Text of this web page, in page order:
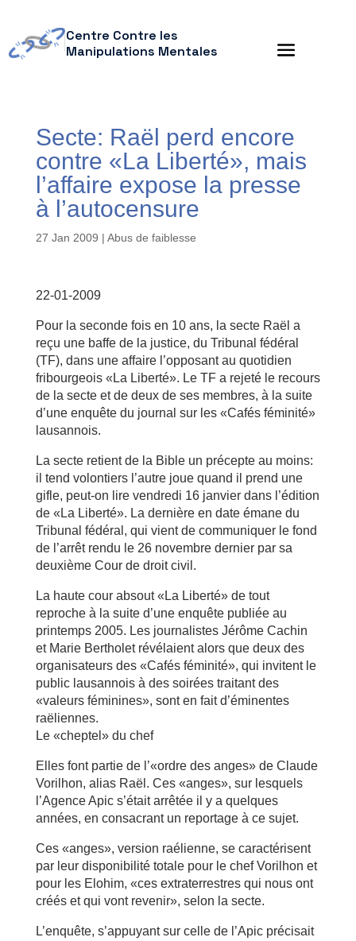
Centre Contre les
Manipulations Mentales
Secte: Raël perd encore
contre «La Liberté», mais
l’affaire expose la presse
à l’autocensure
27 Jan 2009 | Abus de faiblesse
22-01-2009
Pour la seconde fois en 10 ans, la secte Raël a
reçu une baffe de la justice, du Tribunal fédéral
(TF), dans une affaire l’opposant au quotidien
fribourgeois «La Liberté». Le TF a rejeté le recours
de la secte et de deux de ses membres, à la suite
d’une enquête du journal sur les «Cafés féminité»
lausannois.
La secte retient de la Bible un précepte au moins:
il tend volontiers l’autre joue quand il prend une
gifle, peut-on lire vendredi 16 janvier dans l’édition
de «La Liberté». La dernière en date émane du
Tribunal fédéral, qui vient de communiquer le fond
de l’arrêt rendu le 26 novembre dernier par sa
deuxième Cour de droit civil.
La haute cour absout «La Liberté» de tout
reproche à la suite d’une enquête publiée au
printemps 2005. Les journalistes Jérôme Cachin
et Marie Bertholet révélaient alors que deux des
organisateurs des «Cafés féminité», qui invitent le
public lausannois à des soirées traitant des
«valeurs féminines», sont en fait d’éminentes
raëliennes.
Le «cheptel» du chef
Elles font partie de l’«ordre des anges» de Claude
Vorilhon, alias Raël. Ces «anges», sur lesquels
l’Agence Apic s’était arrêtée il y a quelques
années, en consacrant un reportage à ce sujet.
Ces «anges», version raélienne, se caractérisent
par leur disponibilité totale pour le chef Vorilhon et
pour les Elohim, «ces extraterrestres qui nous ont
créés et qui vont revenir», selon la secte.
L’enquête, s’appuyant sur celle de l’Apic précisait